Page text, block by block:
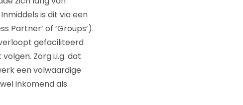
is dit via een
Partner’ of ‘Groups’).
gefaciliteerd
Zorg i.i.g. dat
een volwaardige
inkomend als